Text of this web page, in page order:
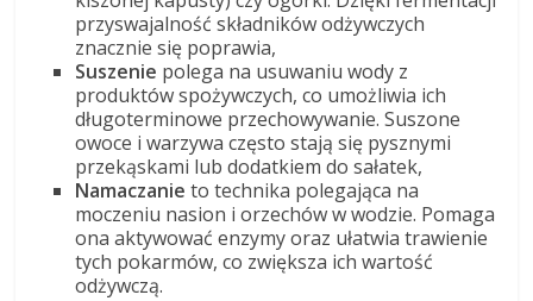
przyswajalność składników odżywczych
znacznie się poprawia,
Suszenie polega na usuwaniu wody z
produktów spożywczych, co umożliwia ich
długoterminowe przechowywanie. Suszone
owoce i warzywa często stają się pysznymi
przekąskami lub dodatkiem do sałatek,
Namaczanie to technika polegająca na
moczeniu nasion i orzechów w wodzie. Pomaga
ona aktywować enzymy oraz ułatwia trawienie
tych pokarmów, co zwiększa ich wartość
odżywczą.